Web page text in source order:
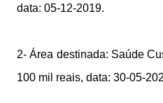
data: 05-12-2019.
2- Área destinada: Saúde
100 mil reais, data: 30-05-